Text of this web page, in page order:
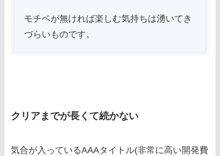
モチベが無ければ楽しむ気持ちは湧いてき
づらいものです。
クリアまでが長くて続かない
気合が入っているAAAタイトル(非常に高い開発費